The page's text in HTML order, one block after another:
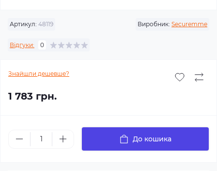
Артикул: 48119 Виробник: Securemme
Відгуки: 0
Знайшли дешевше?
1 783 грн.
До кошика